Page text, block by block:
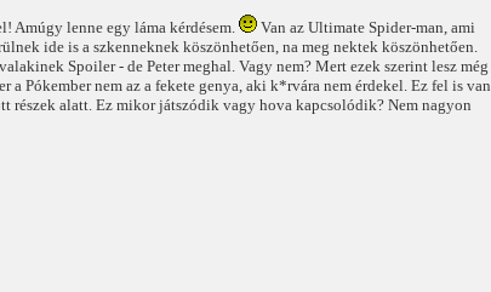
Amúgy lenne egy láma kérdésem.
Van az Ultimate Spider-man, ami
ide is a szkenneknek köszönhetően, na meg nektek köszönhetően.
Spoiler - de Peter meghal. Vagy nem? Mert ezek szerint lesz még
Pókember nem az a fekete genya, aki k*rvára nem érdekel. Ez fel is van
részek alatt. Ez mikor játszódik vagy hova kapcsolódik? Nem nagyon